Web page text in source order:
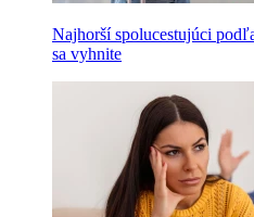
Najhorší spolucestujúci
sa vyhnite